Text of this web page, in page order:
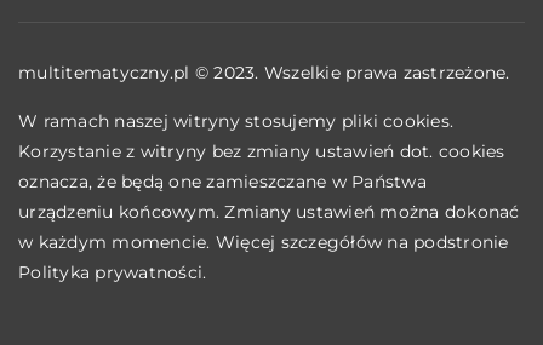
multitematyczny.pl © 2023. Wszelkie prawa zastrzeżone.
W ramach naszej witryny stosujemy pliki cookies.
Korzystanie z witryny bez zmiany ustawień dot. cookies
oznacza, że będą one zamieszczane w Państwa
urządzeniu końcowym. Zmiany ustawień można dokonać
w każdym momencie. Więcej szczegółów na podstronie
Polityka prywatności.